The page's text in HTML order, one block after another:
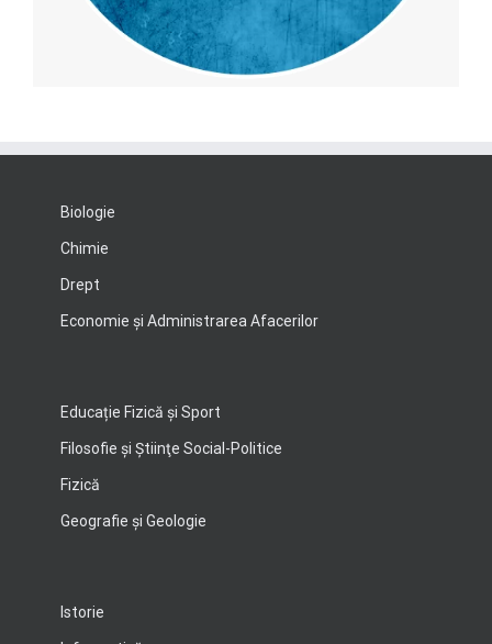
Biologie
Chimie
Drept
Economie şi Administrarea Afacerilor
Educație Fizică și Sport
Filosofie şi Ştiinţe Social-Politice
Fizică
Geografie şi Geologie
Istorie